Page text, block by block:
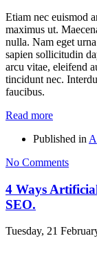
Etiam nec euismod
maximus ut.
nulla. Nam eget
sapien sollicitudin
arcu vitae, eleifend
tincidunt nec.
faucibus.
Read more
Published in
No Comments
4 Ways
SEO.
Tuesday, 21